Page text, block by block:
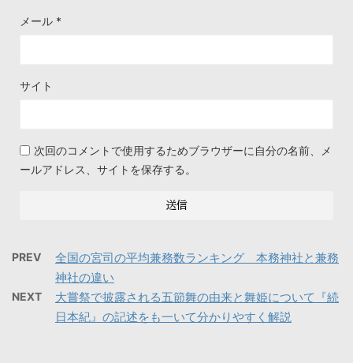
メール *
サイト
次回のコメントで使用するためブラウザーに自分の名前、メ
ールアドレス、サイトを保存する。
PREV
全国の宮司の平均兼務数ランキング 本務神社と兼務
神社の違い
NEXT
大嘗祭で披露される五節舞の由来と舞姫について『続
日本紀』の記述をも一いて分かりやすく解説